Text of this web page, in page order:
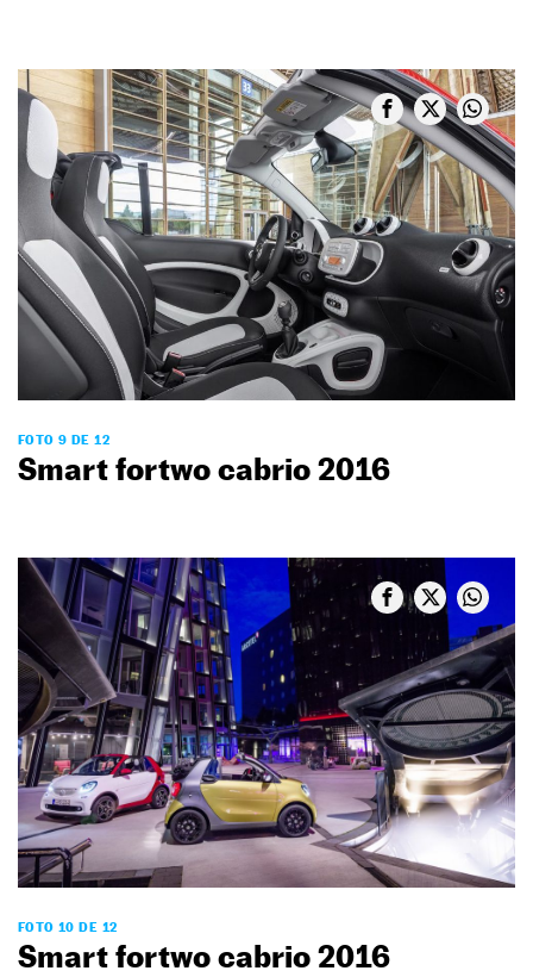
FOTO 9 DE 12
Smart fortwo cabrio 2016
FOTO 10 DE 12
Smart fortwo cabrio 2016